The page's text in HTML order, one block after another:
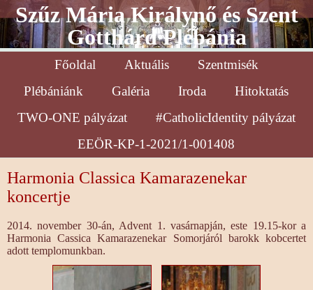
Szűz Mária Királynő és Szent
Gotthárd Plébánia
Főoldal Aktuális
Szentmisék
Plébániánk
Galéria Iroda
Hitoktatás
TWO-ONE pályázat
#CatholicIdentity pályázat
EEÖR-KP-1-2021/1-001408
Harmonia Classica Kamarazenekar
koncertje
2014. november 30-án, Advent 1. vasárnapján, este 19.15-kor a
Harmonia Cassica Kamarazenekar Somorjáról barokk kobcertet
adott templomunkban.